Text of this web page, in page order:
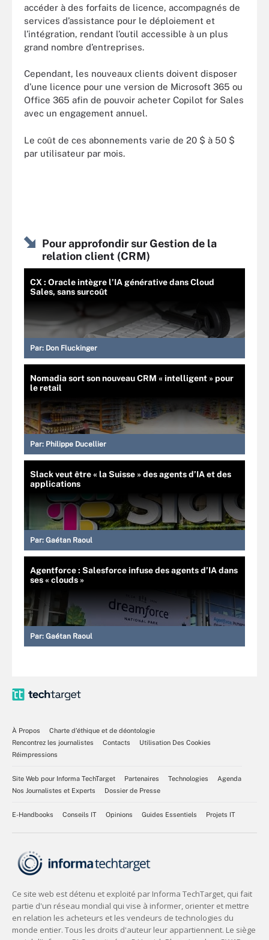
accéder à des forfaits de licence, accompagnés de
services d’assistance pour le déploiement et
l’intégration, rendant l’outil accessible à un plus
grand nombre d’entreprises.
Cependant, les nouveaux clients doivent disposer
d’une licence pour une version de Microsoft 365 ou
Office 365 afin de pouvoir acheter Copilot for Sales
avec un engagement annuel.
Le coût de ces abonnements varie de 20 $ à 50 $
par utilisateur par mois.
Pour approfondir sur Gestion de la
relation client (CRM)
CX : Oracle intègre l’IA générative dans Cloud
Sales, sans surcoût
Par: Don Fluckinger
Nomadia sort son nouveau CRM « intelligent » pour
le retail
Par: Philippe Ducellier
Slack veut être « la Suisse » des agents d’IA et des
applications
Par: Gaétan Raoul
Agentforce : Salesforce infuse des agents d’IA dans
ses « clouds »
Par: Gaétan Raoul
À Propos
Charte d’éthique et de déontologie
Rencontrez les journalistes
Contacts
Utilisation Des Cookies
Réimpressions
Site Web pour Informa TechTarget Partenaires Technologies
Agenda
Nos Journalistes et Experts
Dossier de Presse
E-Handbooks Conseils IT Opinions Guides Essentiels Projets IT